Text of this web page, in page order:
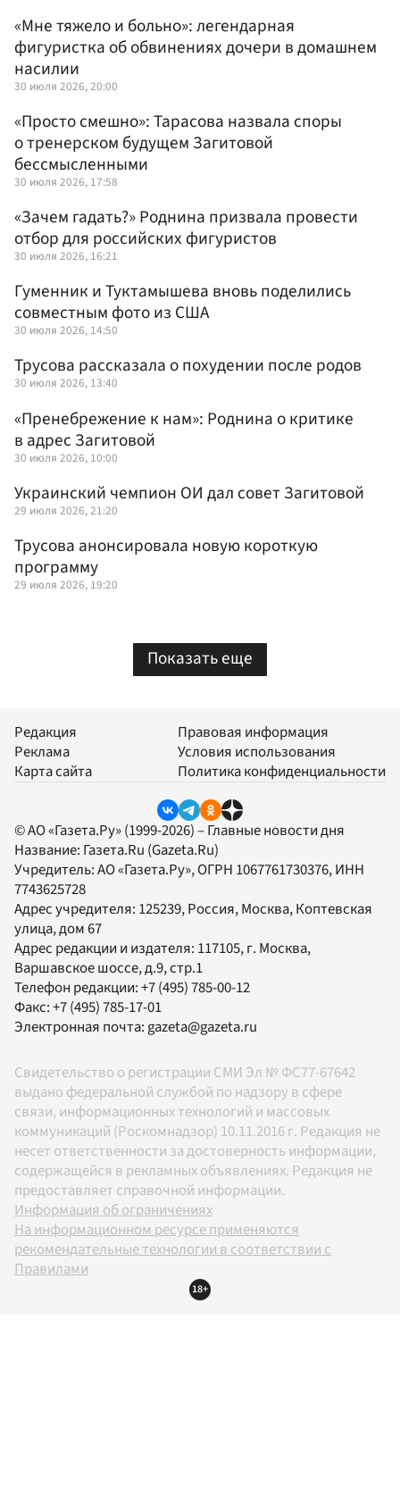
«Мне тяжело и больно»: легендарная
фигуристка об обвинениях дочери в домашнем
насилии
30 июля 2026, 20:00
«Просто смешно»: Тарасова назвала споры
о тренерском будущем Загитовой
бессмысленными
30 июля 2026, 17:58
«Зачем гадать?» Роднина призвала провести
отбор для российских фигуристов
30 июля 2026, 16:21
Гуменник и Туктамышева вновь поделились
совместным фото из США
30 июля 2026, 14:50
Трусова рассказала о похудении после родов
30 июля 2026, 13:40
«Пренебрежение к нам»: Роднина о критике
в адрес Загитовой
30 июля 2026, 10:00
Украинский чемпион ОИ дал совет Загитовой
29 июля 2026, 21:20
Трусова анонсировала новую короткую
программу
29 июля 2026, 19:20
Показать еще
Редакция
Реклама
Карта сайта
Правовая информация
Условия использования
Политика конфиденциальности
© АО «Газета.Ру» (1999-2026) – Главные новости дня
Название: Газета.Ru (Gazeta.Ru)
Учредитель:АО «Газета.Ру», ОГРН 1067761730376, ИНН
7743625728
Адрес учредителя: 125239, Россия, Москва, Коптевская
улица, дом 67
Адрес редакции и издателя: 117105, г. Москва,
Варшавское шоссе, д.9, стр.1
Телефон редакции:+7 (495) 785-00-12
Факс:+7 (495) 785-17-01
Электронная почта:gazeta@gazeta.ru
Свидетельство о регистрации СМИ Эл № ФС77-67642
выдано федеральной службой по надзору в сфере
связи, информационных технологий и массовых
коммуникаций (Роскомнадзор) 10.11.2016 г. Редакция не
несет ответственности за достоверность информации,
содержащейся в рекламных объявлениях. Редакция не
предоставляет справочной информации.
Информация об ограничениях
На информационном ресурсе применяются
рекомендательные технологии в соответствии с
Правилами
18+